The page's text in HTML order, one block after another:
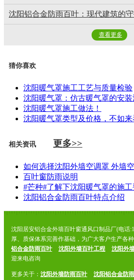
沈阳铝合金防雨百叶：现代建筑的
查看更多
猜你喜欢
沈阳暖气罩施工工艺与质量检验
沈阳暖气罩：仿古暖气罩的安装
沈阳暖气罩施工做法！
沈阳暖气罩类型及价格，不如
相关资讯 更多>>
如何选择沈阳外墙空调罩 外墙
百叶窗防雨说明
#芒种#了解下沈阳暖气罩的施工
沈阳铝合金防雨百叶特点介绍
沈阳居安铝合金外墙百叶窗通风口制品厂(电话
厚、质保体系完善作基础，为广大客户生产各种
铝合金防雨百叶
沈阳外墙百叶工程 沈阳外
迎来电咨询
更多关于： 沈阳外墙防雨百叶 沈阳铝合金防